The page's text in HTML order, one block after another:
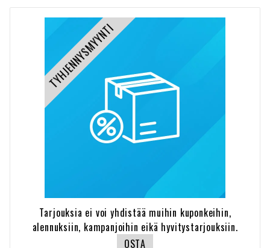
TYHJENNYSMYYNTI
Tarjouksia ei voi yhdistää muihin kuponkeihin,
alennuksiin, kampanjoihin eikä hyvitystarjouksiin.
OSTA